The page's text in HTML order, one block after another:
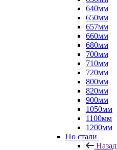
640мм
650мм
657мм
660мм
680мм
700мм
710мм
720мм
800мм
820мм
900мм
1050мм
1100мм
1200мм
По стали
Назад